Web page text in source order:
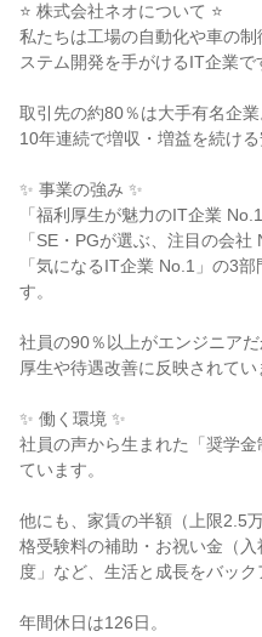
⭐ 株式会社ネオについて ⭐
私たちは工場の自動化や車の
ステム開発を手がけるIT企業で
取引先の約80％は大手有名企業
10年連続で増収・増益を続け
✨ 事業の強み ✨
「福利厚生が魅力のIT企業 No.1
「SE・PGが選ぶ、注目の会社
「気になるIT企業 No.1」の3
す。
社員の90％以上がエンジニア
厚生や待遇改善に反映されてい
✨ 働く環境 ✨
社員の声から生まれた「奨学
ています。
他にも、家賃の半額（上限2.5
格受験料の補助・お祝い金（
度」など、生活と成長をバッ
年間休日は126日。